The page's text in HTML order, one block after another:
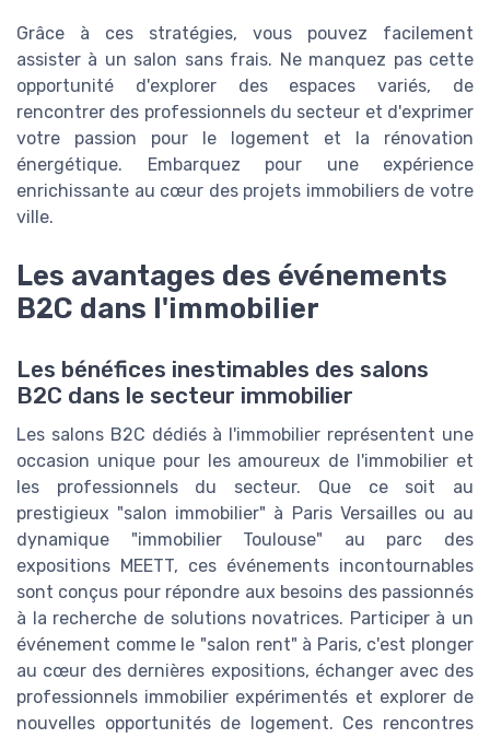
Grâce à ces stratégies, vous pouvez facilement
assister à un salon sans frais. Ne manquez pas cette
opportunité d'explorer des espaces variés, de
rencontrer des professionnels du secteur et d'exprimer
votre passion pour le logement et la rénovation
énergétique. Embarquez pour une expérience
enrichissante au cœur des projets immobiliers de votre
ville.
Les avantages des événements
B2C dans l'immobilier
Les bénéfices inestimables des salons
B2C dans le secteur immobilier
Les salons B2C dédiés à l'immobilier représentent une
occasion unique pour les amoureux de l'immobilier et
les professionnels du secteur. Que ce soit au
prestigieux "salon immobilier" à Paris Versailles ou au
dynamique "immobilier Toulouse" au parc des
expositions MEETT, ces événements incontournables
sont conçus pour répondre aux besoins des passionnés
à la recherche de solutions novatrices. Participer à un
événement comme le "salon rent" à Paris, c'est plonger
au cœur des dernières expositions, échanger avec des
professionnels immobilier expérimentés et explorer de
nouvelles opportunités de logement. Ces rencontres